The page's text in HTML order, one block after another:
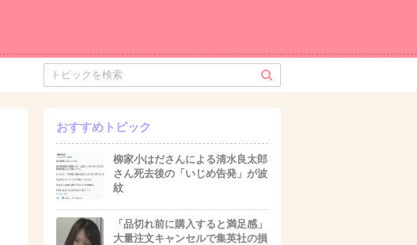
おすすめトピック
柳家小はださんによる清水良太郎
さん死去後の「いじめ告発」が波
紋
「品切れ前に購入すると満足感」
大量注文キャンセルで集英社の損